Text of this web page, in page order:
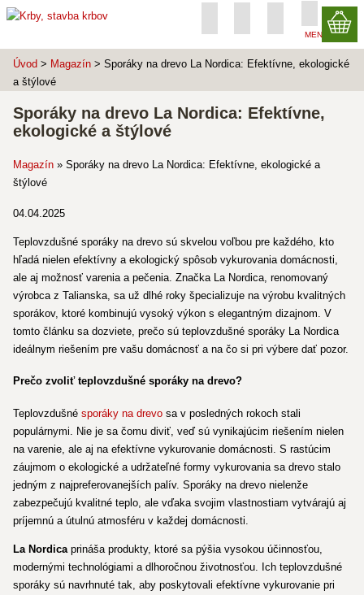
MENU
Úvod > Magazín > Sporáky na drevo La Nordica: Efektívne, ekologické
a štýlové
Sporáky na drevo La Nordica: Efektívne,
ekologické a štýlové
Magazín » Sporáky na drevo La Nordica: Efektívne, ekologické a
štýlové
04.04.2025
Teplovzdušné sporáky na drevo sú skvelou voľbou pre každého, kto
hľadá nielen efektívny a ekologický spôsob vykurovania domácnosti,
ale aj možnosť varenia a pečenia. Značka La Nordica, renomovaný
výrobca z Talianska, sa už dlhé roky špecializuje na výrobu kvalitných
sporákov, ktoré kombinujú vysoký výkon s elegantným dizajnom. V
tomto článku sa dozviete, prečo sú teplovzdušné sporáky La Nordica
ideálnym riešením pre vašu domácnosť a na čo si pri výbere dať pozor.
Prečo zvoliť teplovzdušné sporáky na drevo?
Teplovzdušné sporáky na drevo sa v posledných rokoch stali
populárnymi. Nie je sa čomu diviť, veď sú vynikajúcim riešením nielen
na varenie, ale aj na efektívne vykurovanie domácnosti. S rastúcim
záujmom o ekologické a udržateľné formy vykurovania sa drevo stalo
jedným z najpreferovanejších palív. Sporáky na drevo nielenže
zabezpečujú kvalitné teplo, ale vďaka svojim vlastnostiam vytvárajú aj
príjemnú a útulnú atmosféru v každej domácnosti.
La Nordica prináša produkty, ktoré sa pýšia vysokou účinnosťou,
modernými technológiami a dlhoročnou životnosťou. Ich teplovzdušné
sporáky sú navrhnuté tak, aby poskytovali efektívne vykurovanie pri